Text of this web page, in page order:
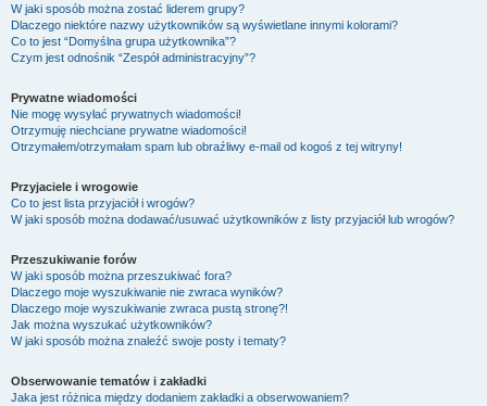
W jaki sposób można zostać liderem grupy?
Dlaczego niektóre nazwy użytkowników są wyświetlane innymi kolorami?
Co to jest “Domyślna grupa użytkownika”?
Czym jest odnośnik “Zespół administracyjny”?
Prywatne wiadomości
Nie mogę wysyłać prywatnych wiadomości!
Otrzymuję niechciane prywatne wiadomości!
Otrzymałem/otrzymałam spam lub obraźliwy e-mail od kogoś z tej witryny!
Przyjaciele i wrogowie
Co to jest lista przyjaciół i wrogów?
W jaki sposób można dodawać/usuwać użytkowników z listy przyjaciół lub wrogów?
Przeszukiwanie forów
W jaki sposób można przeszukiwać fora?
Dlaczego moje wyszukiwanie nie zwraca wyników?
Dlaczego moje wyszukiwanie zwraca pustą stronę?!
Jak można wyszukać użytkowników?
W jaki sposób można znaleźć swoje posty i tematy?
Obserwowanie tematów i zakładki
Jaka jest różnica między dodaniem zakładki a obserwowaniem?